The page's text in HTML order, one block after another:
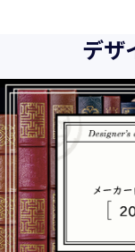
様、お取引先関
材派遣サービス
他、利用者の皆
創出」に利用し
情報などを従業
て個人情報及び
時に、個人情報
務と認識してお
めた行動規範に
権利の保護、個
また、以下に示
デザ